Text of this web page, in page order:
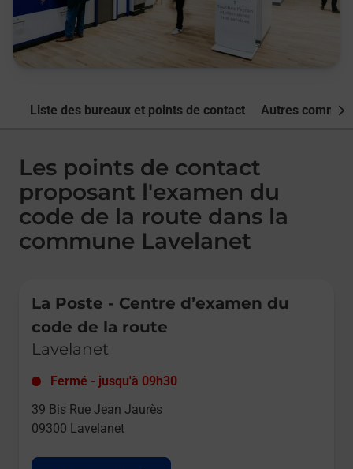
Liste des bureaux et points de contact Autres
Les points de contact
proposant l'examen du
code de la route dans la
commune Lavelanet
La Poste - Centre d’examen du
code de la route
Lavelanet
Fermé - jusqu'à 09h30
39 Bis Rue Jean Jaurès
09300 Lavelanet